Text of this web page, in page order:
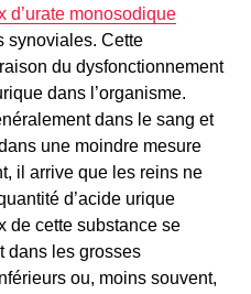
d’urate monosodique
synoviales. Cette
du dysfonctionnement
dans l’organisme.
dans le sang et
une moindre mesure
il arrive que les reins ne
d’acide urique
de cette substance se
dans les grosses
ou, moins souvent,